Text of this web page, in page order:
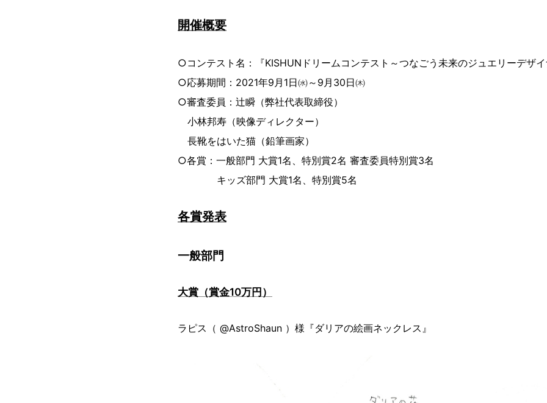
開催概要
○コンテスト名：『KISHUNドリームコンテスト～つなごう未来のジュエリーデザイ
○応募期間：2021年9月1日㈬～9月30日㈭
○審査委員：辻瞬（弊社代表取締役）
小林邦寿（映像ディレクター）
長靴をはいた猫（鉛筆画家）
○各賞：一般部門 大賞1名、特別賞2名 審査委員特別賞3名
キッズ部門 大賞1名、特別賞5名
各賞発表
一般部門
大賞（賞金10万円）
ラピス（ @AstroShaun ）様『ダリアの絵画ネックレス』